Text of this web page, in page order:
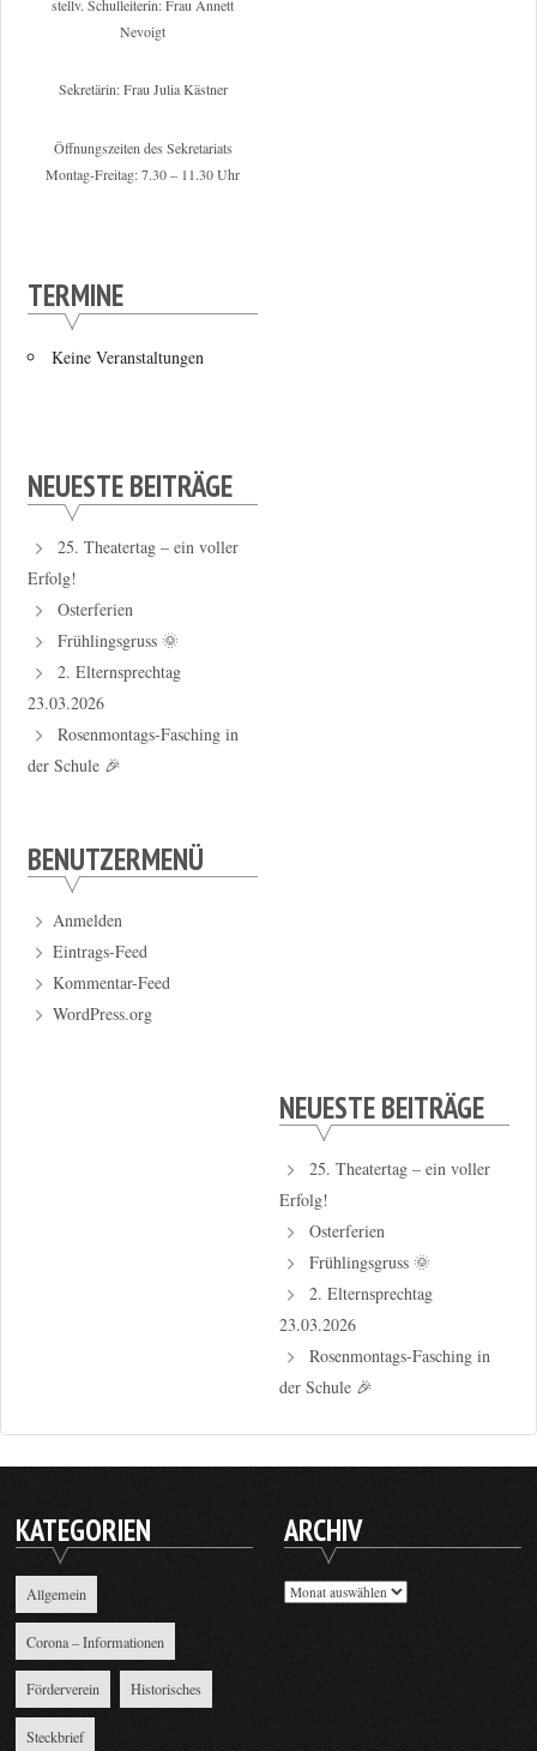
stellv. Schulleiterin: Frau Annett
Nevoigt
Sekretärin: Frau Julia Kästner
Öffnungszeiten des Sekretariats
Montag-Freitag: 7.30 – 11.30 Uhr
TERMINE
Keine Veranstaltungen
NEUESTE BEITRÄGE
25. Theatertag – ein voller
Erfolg!
Osterferien
Frühlingsgruss 🌞
2. Elternsprechtag
23.03.2026
Rosenmontags-Fasching in
der Schule 🎉
BENUTZERMENÜ
Anmelden
Eintrags-Feed
Kommentar-Feed
WordPress.org
NEUESTE BEITRÄGE
25. Theatertag – ein voller
Erfolg!
Osterferien
Frühlingsgruss 🌞
2. Elternsprechtag
23.03.2026
Rosenmontags-Fasching in
der Schule 🎉
KATEGORIEN
Allgemein
Corona – Informationen
Förderverein Historisches
Steckbrief
ARCHIV
Archiv